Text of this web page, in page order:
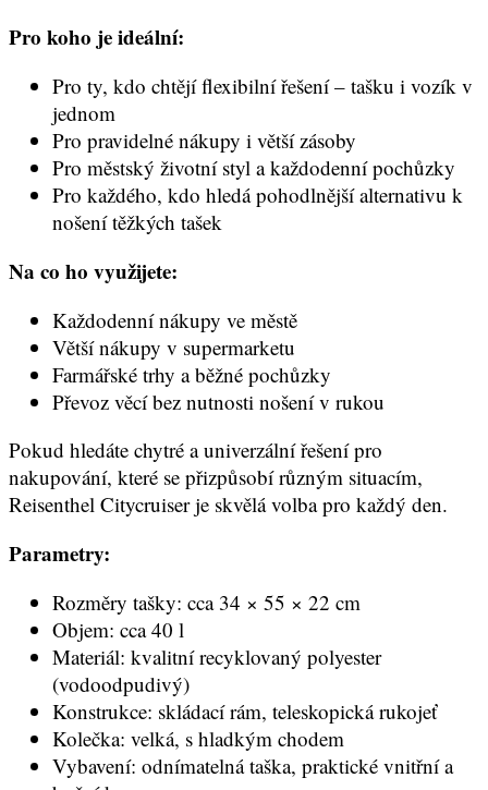
Pro koho je ideální:
Pro ty, kdo chtějí flexibilní řešení – tašku i vozík v
jednom
Pro pravidelné nákupy i větší zásoby
Pro městský životní styl a každodenní pochůzky
Pro každého, kdo hledá pohodlnější alternativu k
nošení těžkých tašek
Na co ho využijete:
Každodenní nákupy ve městě
Větší nákupy v supermarketu
Farmářské trhy a běžné pochůzky
Převoz věcí bez nutnosti nošení v rukou
Pokud hledáte chytré a univerzální řešení pro
nakupování, které se přizpůsobí různým situacím,
Reisenthel Citycruiser je skvělá volba pro každý den.
Parametry:
Rozměry tašky: cca 34 × 55 × 22 cm
Objem: cca 40 l
Materiál: kvalitní recyklovaný polyester
(vodoodpudivý)
Konstrukce: skládací rám, teleskopická rukojeť
Kolečka: velká, s hladkým chodem
Vybavení: odnímatelná taška, praktické vnitřní a